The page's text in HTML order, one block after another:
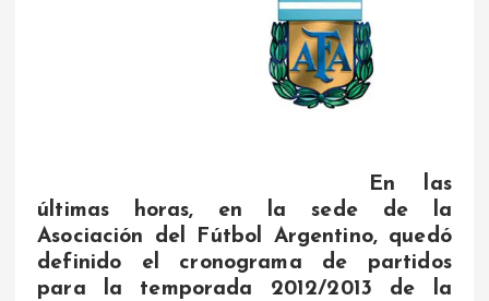
En las
últimas horas, en la sede de la
Asociación del Fútbol Argentino, quedó
definido el cronograma de partidos
para la temporada 2012/2013 de la